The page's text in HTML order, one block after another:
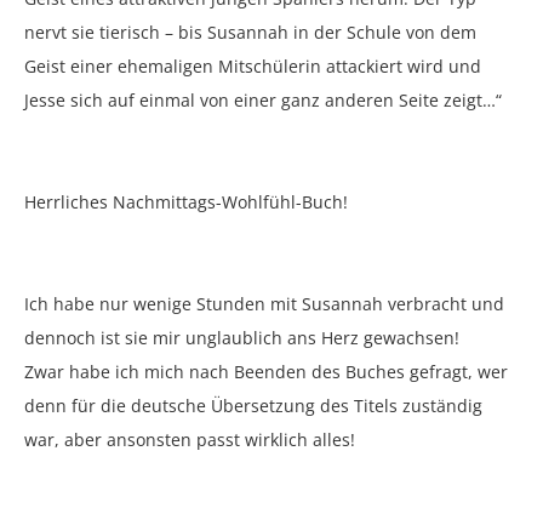
nervt sie tierisch – bis Susannah in der Schule von dem
Geist einer ehemaligen Mitschülerin attackiert wird und
Jesse sich auf einmal von einer ganz anderen Seite zeigt…“
Herrliches Nachmittags-Wohlfühl-Buch!
Ich habe nur wenige Stunden mit Susannah verbracht und
dennoch ist sie mir unglaublich ans Herz gewachsen!
Zwar habe ich mich nach Beenden des Buches gefragt, wer
denn für die deutsche Übersetzung des Titels zuständig
war, aber ansonsten passt wirklich alles!